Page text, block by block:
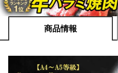
商品情報